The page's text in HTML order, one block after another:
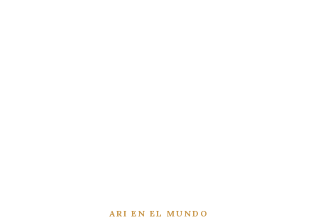
ARI EN EL MUNDO